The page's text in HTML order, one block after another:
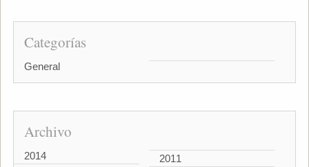
Categorías
General
Archivo
2014
2011